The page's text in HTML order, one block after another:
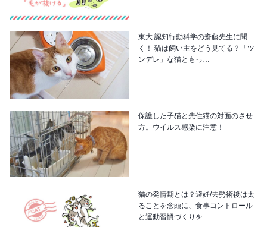
東大 認知行動科学の齋藤先生に聞
く！ 猫は飼い主をどう見てる？「ツ
ンデレ」な猫ともっ…
保護した子猫と先住猫の対面のさせ
方。ウイルス感染に注意！
猫の発情期とは？避妊/去勢術後は太
ることを念頭に、食事コントロール
と運動習慣づくりを…